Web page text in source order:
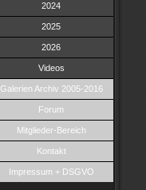
2024
2025
2026
Videos
Galerien Archiv 2005-2016
Forum
Mitglieder-Bereich
Kontakt
Impressum + DSGVO